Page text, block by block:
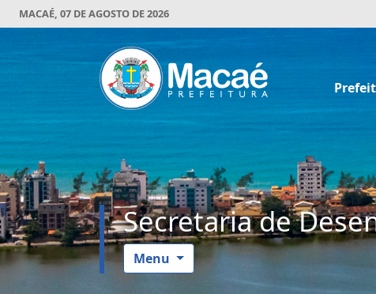
MACAÉ, 07 DE AGOSTO DE 2026
Secretaria de
Menu